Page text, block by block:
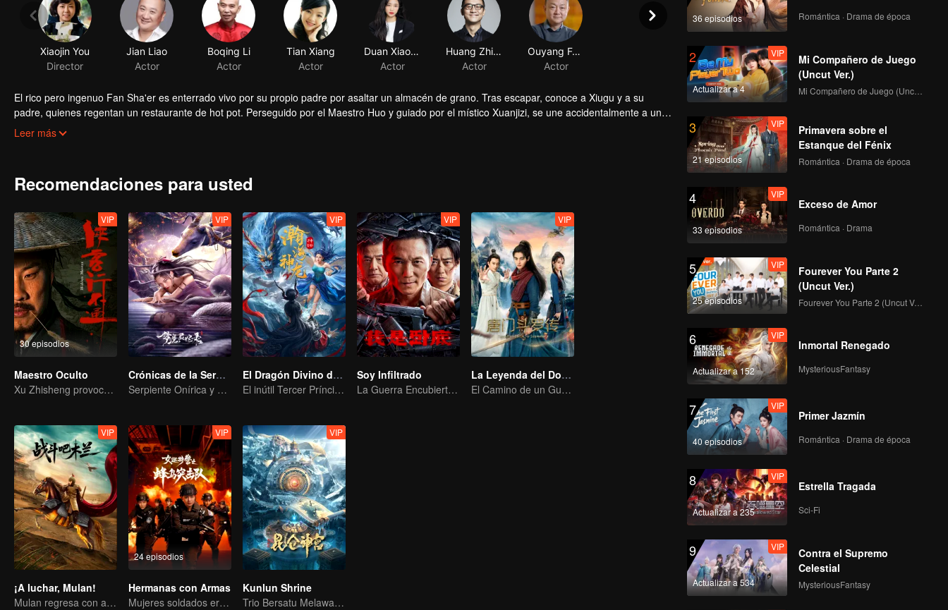
Xiaojin You
Director
Jian Liao
Actor
Boqing Li
Actor
Tian Xiang
Actor
Duan Xiaowei
Actor
Huang Zhizhong
Actor
Ouyang Fenqiang
Actor
El rico pero ingenuo Fan Sha'er es enterrado vivo por su propio padre por asaltar un almacén de grano. Tras escapar, conoce a Xiugu y a su
padre, quienes regentan un restaurante de hot pot. Perseguido por el Maestro Huo y guiado por el místico Xuanjizi, se une accidentalmente a una
banda de bandidos. Ascendiendo hasta convertirse en su líder, forma una hermandad jurada para defender la justicia. Tras matar a los invasores
Leer más
Recomendaciones para usted
30 episodios
VIP
Maestro Oculto
Xu Zhisheng provoca una hilarante tormenta en el mundo marcial
VIP
Crónicas de la Serpiente Espiritual
Serpiente Onírica y el Pasado del Inmortal de la Espada
VIP
El Dragón Divino del Mar Vasto
El inútil Tercer Príncipe del Clan del Dragón contraataca
VIP
Soy Infiltrado
La Guerra Encubierta de Collin Chou
VIP
La Leyenda del Douluo: La Secta Tang
El Camino de un Guerrero hacia la Redención
VIP
¡A luchar, Mulan!
Mulan regresa con armadura y siembra el caos
24 episodios
VIP
Hermanas con Armas
Mujeres soldados erradicando la delincuencia
VIP
Kunlun Shrine
Trio Bersatu Melawan Misteri Kunlun
36 episodios Romántica · Drama de época
2
Actualizar a 4
VIP
Mi Compañero de Juego
(Uncut Ver.)
Mi Compañero de Juego (Uncut Ver.)
3
21 episodios
VIP
Primavera sobre el
Estanque del Fénix
Romántica · Drama de época
4
33 episodios
VIP
Exceso de Amor
Romántica · Drama
5
25 episodios
VIP
Fourever You Parte 2
(Uncut Ver.)
Fourever You Parte 2 (Uncut Ver.)
6
Actualizar a 152
VIP
Inmortal Renegado
MysteriousFantasy
7
40 episodios
VIP
Primer Jazmín
Romántica · Drama de época
8
Actualizar a 235
VIP
Estrella Tragada
Sci-Fi
9
Actualizar a 534
VIP
Contra el Supremo
Celestial
MysteriousFantasy